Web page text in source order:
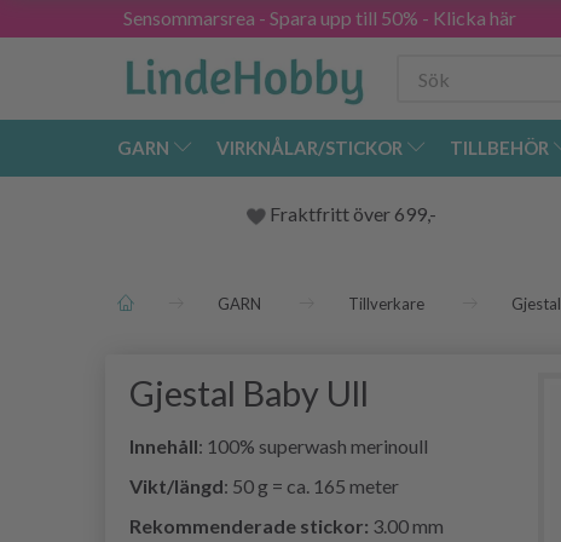
Sensommarsrea - Spara upp till 50% - Klicka här
GARN VIRKNÅLAR/STICKOR TILLBEHÖR
Fraktfritt över 699,-
GARN Tillverkare Gjestal
Gjestal Baby Ull
Innehåll: 100% superwash merinoull
Vikt/längd: 50 g = ca. 165 meter
Rekommenderade stickor: 3.00 mm